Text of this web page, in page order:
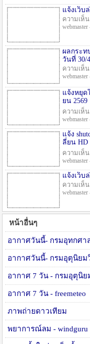
แจ้งเว็บ
ความเห็น
webmaster
ผลกระท
วันที่ 30/
ความเห็น
webmaster
แจ้งหยุด
ยน 2569
ความเห็น
webmaster
แจ้ง
ลี่ยน HD
ความเห็น
webmaster
แจ้งเว็บ
ความเห็น
webmaster
หน้าอื่นๆ
อากาศวันนี้- กรมอุทกศา
อากาศวันนี้- กรมอุตุนิยม
อากาศ 7 วัน - กรมอุตุนิย
อากาศ 7 วัน - freemeteo
ภาพถ่ายดาวเทียม
พยาการณ์ลม - windguru